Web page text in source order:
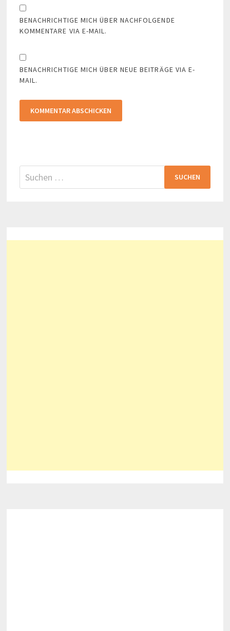
BENACHRICHTIGE MICH ÜBER NACHFOLGENDE
KOMMENTARE VIA E-MAIL.
BENACHRICHTIGE MICH ÜBER NEUE BEITRÄGE VIA E-
MAIL.
Suchen
nach: